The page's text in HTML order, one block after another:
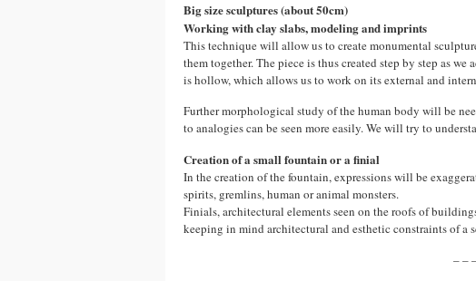
Big size sculptures (about 50cm)
Working with clay slabs, modeling and imprints
This technique will allow us to create monumental
them together. The piece is thus created step by step as
is hollow, which allows us to work on its external and
Further morphological study of the human body will be
to analogies can be seen more easily. We will try to
Creation of a small fountain or a finial
In the creation of the fountain, expressions will be
spirits, gremlins, human or animal monsters.
Finials, architectural elements seen on the roofs of
keeping in mind architectural and esthetic constraints of a
– –